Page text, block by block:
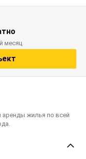
месяц
аренды жилья по всей